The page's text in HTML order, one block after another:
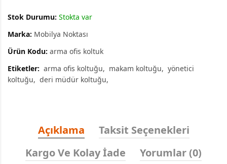
Stok Durumu: Stokta var
Marka: Mobilya Noktası
Ürün Kodu: arma ofis koltuk
Etiketler: arma ofis koltuğu makam koltuğu
yönetici
koltuğu
deri müdür koltuğu
Açıklama
Taksit Seçenekleri
Kargo Ve Kolay İade
Yorumlar (0)